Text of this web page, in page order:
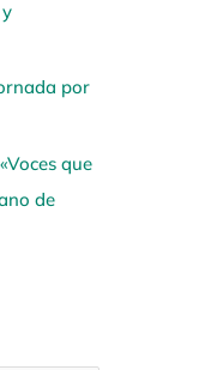
por
que
de